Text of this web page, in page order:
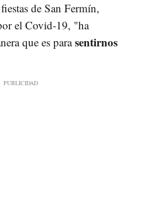
de San Fermín,
el Covid-19, "ha
que es parasentirnos